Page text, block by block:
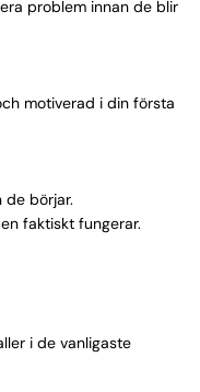
problem innan de blir
motiverad i din första
de börjar.
faktiskt fungerar.
i de vanligaste